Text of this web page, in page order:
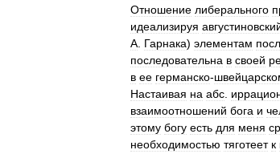
Отношение либерального
идеализируя
А Гарнака) элементам
последовательна в своей
в ее германско-
Настаивая на абс
взаимоотношений бога и
этому богу есть для меня
необходимостью тяготеет к